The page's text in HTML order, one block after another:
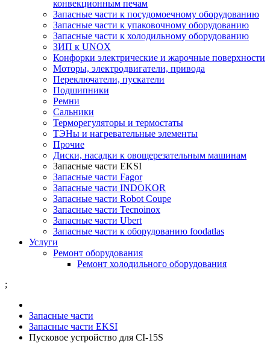
конвекционным печам
Запасные части к посудомоечному оборудованию
Запасные части к упаковочному оборудованию
Запасные части к холодильному оборудованию
ЗИП к UNOX
Конфорки электрические и жарочные поверхности
Моторы, электродвигатели, привода
Переключатели, пускатели
Подшипники
Ремни
Сальники
Терморегуляторы и термостаты
ТЭНы и нагревательные элементы
Прочие
Диски, насадки к овощерезательным машинам
Запасные части EKSI
Запасные части Fagor
Запасные части INDOKOR
Запасные части Robot Coupe
Запасные части Tecnoinox
Запасные части Ubert
Запасные части к оборудованию foodatlas
Услуги
Ремонт оборудования
Ремонт холодильного оборудования
;
Запасные части
Запасные части EKSI
Пусковое устройство для CI-15S